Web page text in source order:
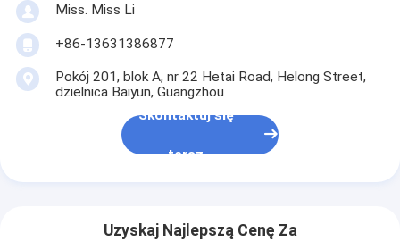
Miss. Miss Li
+86-13631386877
Pokój 201, blok A, nr 22 Hetai Road, Helong Street,
dzielnica Baiyun, Guangzhou
Skontaktuj się
teraz
Uzyskaj Najlepszą Cenę Za